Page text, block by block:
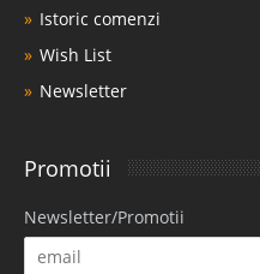
Istoric comenzi
Wish List
Newsletter
Promotii
Newsletter/Promotii